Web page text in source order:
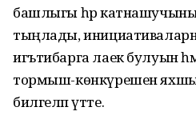
башлыгы һәр катнашучыны
тыңлады,
игътибарга лаек булуын
тормыш-көнкүрешен
билгеләп үтте.